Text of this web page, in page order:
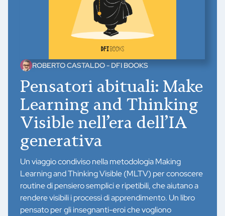
ROBERTO CASTALDO - DFI BOOKS
Pensatori abituali: Make
Learning and Thinking
Visible nell’era dell’IA
generativa
Un viaggio condiviso nella metodologia Making
Learning and Thinking Visible (MLTV) per conoscere
routine di pensiero semplici e ripetibili, che aiutano a
rendere visibili i processi di apprendimento. Un libro
pensato per gli insegnanti-eroi che vogliono